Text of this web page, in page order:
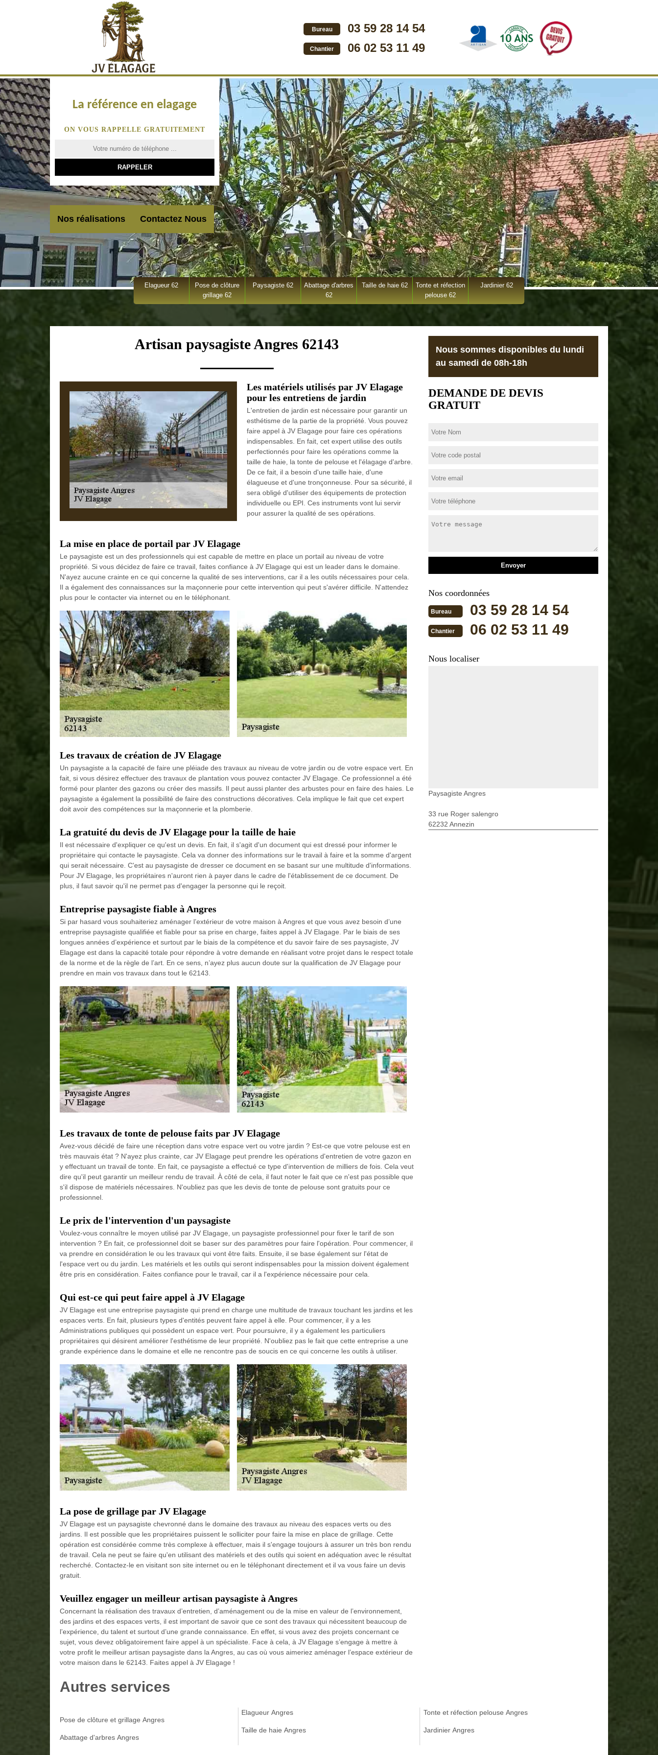
Bureau 03 59 28 14 54
Chantier 06 02 53 11 49
La référence en elagage
ON VOUS RAPPELLE GRATUITEMENT
Nos réalisations Contactez Nous
Elagueur 62
Pose de clôture
grillage 62
Paysagiste 62
Abattage d'arbres
62
Taille de haie 62
Tonte et réfection
pelouse 62
Jardinier 62
Artisan paysagiste Angres 62143
Les matériels utilisés par JV Elagage
pour les entretiens de jardin
L'entretien de jardin est nécessaire pour garantir un
esthétisme de la partie de la propriété. Vous pouvez
faire appel à JV Elagage pour faire ces opérations
indispensables. En fait, cet expert utilise des outils
perfectionnés pour faire les opérations comme la
taille de haie, la tonte de pelouse et l'élagage d'arbre.
De ce fait, il a besoin d'une taille haie, d'une
élagueuse et d'une tronçonneuse. Pour sa sécurité, il
sera obligé d'utiliser des équipements de protection
individuelle ou EPI. Ces instruments vont lui servir
pour assurer la qualité de ses opérations.
La mise en place de portail par JV Elagage
Le paysagiste est un des professionnels qui est capable de mettre en place un portail au niveau de votre
propriété. Si vous décidez de faire ce travail, faites confiance à JV Elagage qui est un leader dans le domaine.
N'ayez aucune crainte en ce qui concerne la qualité de ses interventions, car il a les outils nécessaires pour cela.
Il a également des connaissances sur la maçonnerie pour cette intervention qui peut s'avérer difficile. N'attendez
plus pour le contacter via internet ou en le téléphonant.
Les travaux de création de JV Elagage
Un paysagiste a la capacité de faire une pléiade des travaux au niveau de votre jardin ou de votre espace vert. En
fait, si vous désirez effectuer des travaux de plantation vous pouvez contacter JV Elagage. Ce professionnel a été
formé pour planter des gazons ou créer des massifs. Il peut aussi planter des arbustes pour en faire des haies. Le
paysagiste a également la possibilité de faire des constructions décoratives. Cela implique le fait que cet expert
doit avoir des compétences sur la maçonnerie et la plomberie.
La gratuité du devis de JV Elagage pour la taille de haie
Il est nécessaire d'expliquer ce qu'est un devis. En fait, il s'agit d'un document qui est dressé pour informer le
propriétaire qui contacte le paysagiste. Cela va donner des informations sur le travail à faire et la somme d'argent
qui serait nécessaire. C'est au paysagiste de dresser ce document en se basant sur une multitude d'informations.
Pour JV Elagage, les propriétaires n'auront rien à payer dans le cadre de l'établissement de ce document. De
plus, il faut savoir qu'il ne permet pas d'engager la personne qui le reçoit.
Entreprise paysagiste fiable à Angres
Si par hasard vous souhaiteriez aménager l’extérieur de votre maison à Angres et que vous avez besoin d’une
entreprise paysagiste qualifiée et fiable pour sa prise en charge, faites appel à JV Elagage. Par le biais de ses
longues années d’expérience et surtout par le biais de la compétence et du savoir faire de ses paysagiste, JV
Elagage est dans la capacité totale pour répondre à votre demande en réalisant votre projet dans le respect totale
de la norme et de la règle de l’art. En ce sens, n’ayez plus aucun doute sur la qualification de JV Elagage pour
prendre en main vos travaux dans tout le 62143.
Les travaux de tonte de pelouse faits par JV Elagage
Avez-vous décidé de faire une réception dans votre espace vert ou votre jardin ? Est-ce que votre pelouse est en
très mauvais état ? N'ayez plus crainte, car JV Elagage peut prendre les opérations d'entretien de votre gazon en
y effectuant un travail de tonte. En fait, ce paysagiste a effectué ce type d'intervention de milliers de fois. Cela veut
dire qu'il peut garantir un meilleur rendu de travail. À côté de cela, il faut noter le fait que ce n'est pas possible que
s'il dispose de matériels nécessaires. N'oubliez pas que les devis de tonte de pelouse sont gratuits pour ce
professionnel.
Le prix de l'intervention d'un paysagiste
Voulez-vous connaître le moyen utilisé par JV Elagage, un paysagiste professionnel pour fixer le tarif de son
intervention ? En fait, ce professionnel doit se baser sur des paramètres pour faire l'opération. Pour commencer, il
va prendre en considération le ou les travaux qui vont être faits. Ensuite, il se base également sur l'état de
l'espace vert ou du jardin. Les matériels et les outils qui seront indispensables pour la mission doivent également
être pris en considération. Faites confiance pour le travail, car il a l'expérience nécessaire pour cela.
Qui est-ce qui peut faire appel à JV Elagage
JV Elagage est une entreprise paysagiste qui prend en charge une multitude de travaux touchant les jardins et les
espaces verts. En fait, plusieurs types d'entités peuvent faire appel à elle. Pour commencer, il y a les
Administrations publiques qui possèdent un espace vert. Pour poursuivre, il y a également les particuliers
propriétaires qui désirent améliorer l'esthétisme de leur propriété. N'oubliez pas le fait que cette entreprise a une
grande expérience dans le domaine et elle ne rencontre pas de soucis en ce qui concerne les outils à utiliser.
La pose de grillage par JV Elagage
JV Elagage est un paysagiste chevronné dans le domaine des travaux au niveau des espaces verts ou des
jardins. Il est possible que les propriétaires puissent le solliciter pour faire la mise en place de grillage. Cette
opération est considérée comme très complexe à effectuer, mais il s'engage toujours à assurer un très bon rendu
de travail. Cela ne peut se faire qu'en utilisant des matériels et des outils qui soient en adéquation avec le résultat
recherché. Contactez-le en visitant son site internet ou en le téléphonant directement et il va vous faire un devis
gratuit.
Veuillez engager un meilleur artisan paysagiste à Angres
Concernant la réalisation des travaux d’entretien, d’aménagement ou de la mise en valeur de l’environnement,
des jardins et des espaces verts, il est important de savoir que ce sont des travaux qui nécessitent beaucoup de
l’expérience, du talent et surtout d’une grande connaissance. En effet, si vous avez des projets concernant ce
sujet, vous devez obligatoirement faire appel à un spécialiste. Face à cela, à JV Elagage s’engage à mettre à
votre profit le meilleur artisan paysagiste dans la Angres, au cas où vous aimeriez aménager l’espace extérieur de
votre maison dans le 62143. Faites appel à JV Elagage !
Nous sommes disponibles du lundi
au samedi de 08h-18h
DEMANDE DE DEVIS
GRATUIT
Nos coordonnées
Bureau 03 59 28 14 54
Chantier 06 02 53 11 49
Nous localiser
Paysagiste Angres
33 rue Roger salengro
62232 Annezin
Autres services
Pose de clôture et grillage Angres
Abattage d'arbres Angres
Elagueur Angres
Taille de haie Angres
Tonte et réfection pelouse Angres
Jardinier Angres